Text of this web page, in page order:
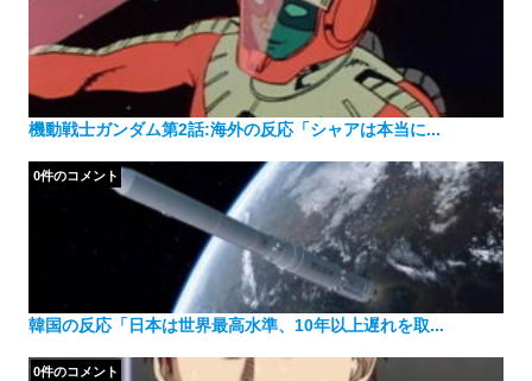
機動戦士ガンダム第2話:海外の反応「シャアは本当に...
韓国の反応「日本は世界最高水準、10年以上遅れを取...
0件のコメント
0件のコメント